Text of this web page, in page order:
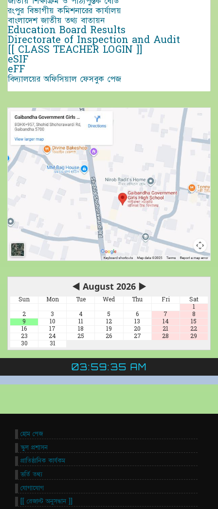
রংপুর বিভাগীয় কমিশনারের কার্যালয়
বাংলাদেশ জাতীয় তথ্য বাতায়ন
Education Board Results
Directorate of Inspection and Audit
[[ CLASS TEACHER LOGIN ]]
eSIF
eFF
বিদ্যালয়ের অফিসিয়াল ফেসবুক পেজ
◀ August 2026 ▶
Sun Mon Tue Wed Thu Fri
Sat
1
2
3 4 5 6 7
8
9
10 11 12 13 14
15
16
17 18 19 20 21
22
23
24 25 26 27 28
29
30
31
03:59:35 AM
হোম পেজ
স্কুল প্রশাসন
প্রাতিষ্ঠানিক কার্যকম
ভর্তি তথ্য
যোগাযোগ
[[ রেজাল্ট অনুসন্ধান ]]